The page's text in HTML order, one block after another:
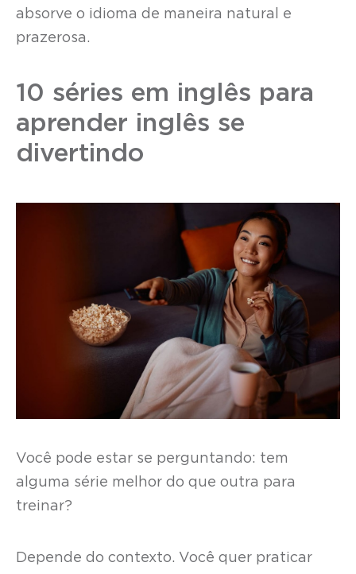
absorve o idioma de maneira natural e
prazerosa.
10 séries em inglês para
aprender inglês se
divertindo
Você pode estar se perguntando: tem
alguma série melhor do que outra para
treinar?
Depende do contexto. Você quer praticar